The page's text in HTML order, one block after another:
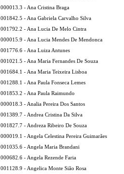
000013.3 - Ana Cristina Braga
001842.5 - Ana Gabriela Carvalho Silva
001792.2 - Ana Lucia De Melo Cintra
000015.9 - Ana Lucia Mendes De Mendonca
001776.6 - Ana Luiza Antunes
001021.5 - Ana Maria Fernandes De Souza
001684.1 - Ana Maria Teixeira Lisboa
001288.1 - Ana Paula Fonseca Lemes
001853.2 - Ana Paula Raimundo
000018.3 - Analia Pereira Dos Santos
001389.7 - Andrea Cristina Da Silva
001827.7 - Andreza Ribeiro De Souza
000019.1 - Angela Celestina Pereira Guimarães
001035.6 - Angela Maria Brandani
000682.6 - Angela Rezende Faria
001128.9 - Angelica Monte Sião Rosa